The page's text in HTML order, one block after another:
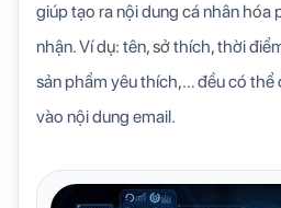
giúp tạo ra nội dung cá nhân
nhận. Ví dụ: tên, sở thích, thời
sản phẩm yêu thích,… đều có
vào nội dung email.